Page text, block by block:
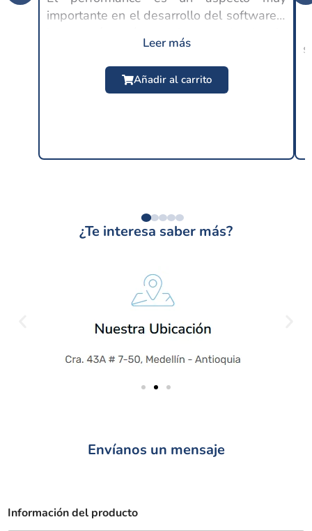
importante en el desarrollo del software y
usuario, ya que en este punto se espera
un buen rendimiento por parte de las
$24.99 USD
Leer más
Añadir al carrito
¿Te interesa saber más?
Envíanos un mensaje
Información del producto